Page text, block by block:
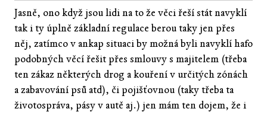
Jasně, ono když jsou lidi na to že věci řeší stát navyklí
tak i ty úplně základní regulace berou taky jen přes
něj, zatímco v ankap situaci by možná byli navyklí hafo
podobných věcí řešit přes smlouvy s majitelem (třeba
ten zákaz některých drog a kouření v určitých zónách
a zabavování psů atd), či pojišťovnou (taky třeba ta
životospráva, pásy v autě aj.) jen mám ten dojem, že i